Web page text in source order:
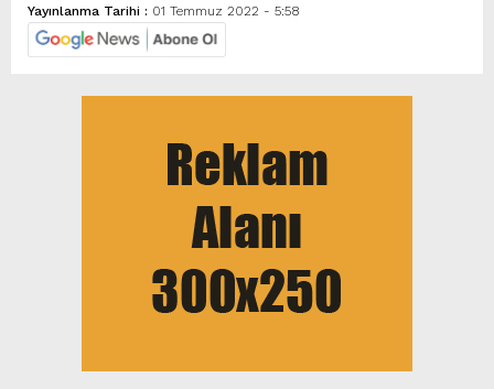
Yayınlanma Tarihi : 01 Temmuz 2022 - 5:58